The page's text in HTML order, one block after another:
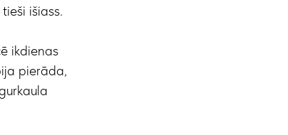
išiass.
ikdienas
pierāda,